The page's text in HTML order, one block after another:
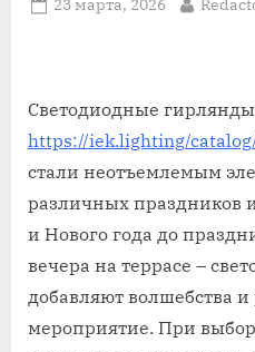
23 марта, 2026
Светодиодные гирлянды
https://iek.lighting/
стали неотъемлемым
различных праздников
и Нового года до
вечера на террасе –
добавляют волшебства и
мероприятие. При